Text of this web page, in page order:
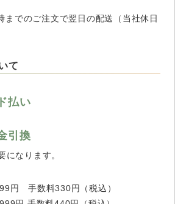
までのご注文で翌日の配送（当社休日
て
払い
引換
になります。
円 手数料330円（税込）